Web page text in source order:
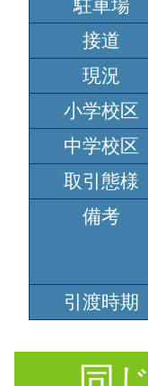
駐車場
接道
現況
小学校区
中学校区
取引態様
備考
引渡時期